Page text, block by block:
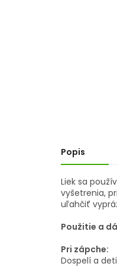
Popis
Liek sa
vyšetrenia,
uľahčiť
Použitie a
Pri zápche:
Dospelí a